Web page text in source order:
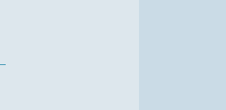
doet als een ander'